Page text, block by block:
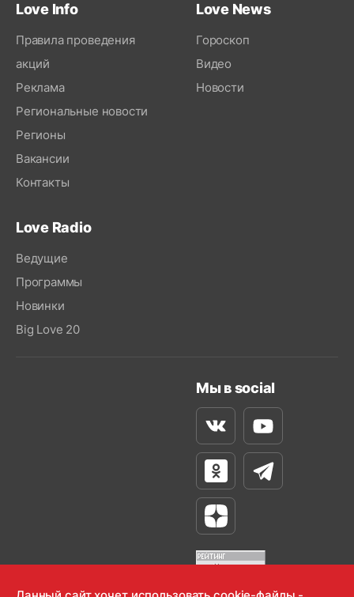
Love Info
Правила проведения
акций
Реклама
Региональные новости
Регионы
Вакансии
Контакты
Love News
Гороскоп
Видео
Новости
Love Radio
Ведущие
Программы
Новинки
Big Love 20
Мы в social
ВконтактеYoutube
Одноклассники
Телеграм
Яндекс Дзен